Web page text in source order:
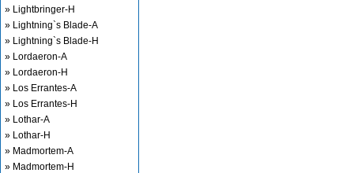
» Lightbringer-H
» Lightning`s Blade-A
» Lightning`s Blade-H
» Lordaeron-A
» Lordaeron-H
» Los Errantes-A
» Los Errantes-H
» Lothar-A
» Lothar-H
» Madmortem-A
» Madmortem-H